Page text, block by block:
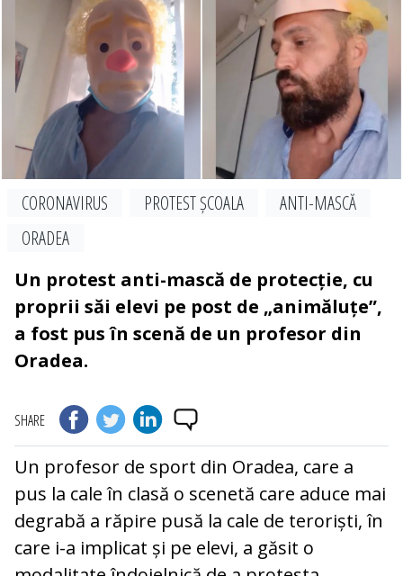
CORONAVIRUS PROTEST ȘCOALA
ANTI-MASCĂ
ORADEA
Un protest anti-mască de protecție, cu
proprii săi elevi pe post de „animăluțe”,
a fost pus în scenă de un profesor din
Oradea.
SHARE
Un profesor de sport din Oradea, care a
pus la cale în clasă o scenetă care aduce mai
degrabă a răpire pusă la cale de teroriști, în
care i-a implicat și pe elevi, a găsit o